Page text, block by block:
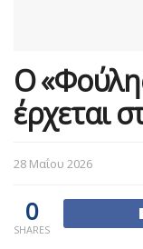
Ο
έρχεται
28 Μαΐου 2026
0
SHARES